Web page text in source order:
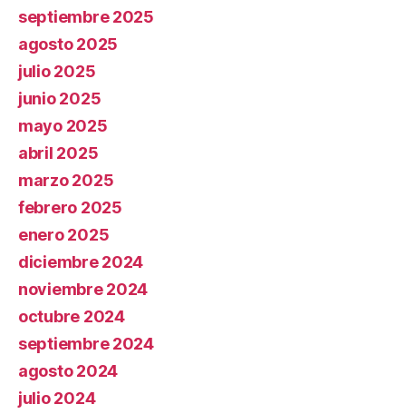
septiembre 2025
agosto 2025
julio 2025
junio 2025
mayo 2025
abril 2025
marzo 2025
febrero 2025
enero 2025
diciembre 2024
noviembre 2024
octubre 2024
septiembre 2024
agosto 2024
julio 2024